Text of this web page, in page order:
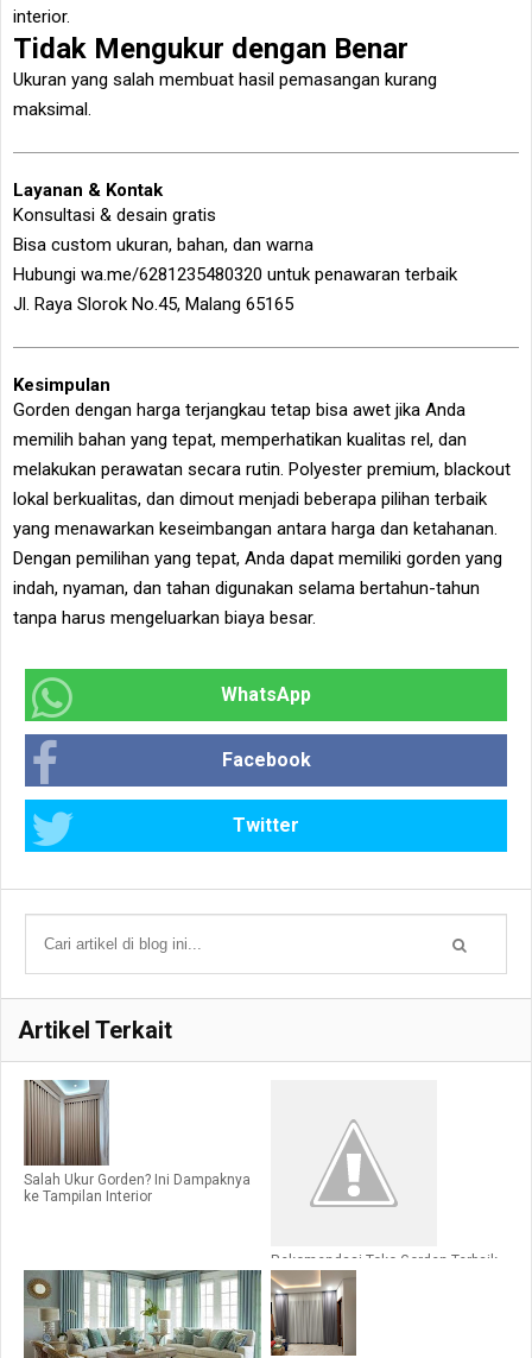
interior.
Tidak Mengukur dengan Benar
Ukuran yang salah membuat hasil pemasangan kurang
maksimal.
Layanan & Kontak
Konsultasi & desain gratis
Bisa custom ukuran, bahan, dan warna
Hubungi wa.me/6281235480320 untuk penawaran terbaik
Jl. Raya Slorok No.45, Malang 65165
Kesimpulan
Gorden dengan harga terjangkau tetap bisa awet jika Anda
memilih bahan yang tepat, memperhatikan kualitas rel, dan
melakukan perawatan secara rutin. Polyester premium, blackout
lokal berkualitas, dan dimout menjadi beberapa pilihan terbaik
yang menawarkan keseimbangan antara harga dan ketahanan.
Dengan pemilihan yang tepat, Anda dapat memiliki gorden yang
indah, nyaman, dan tahan digunakan selama bertahun-tahun
tanpa harus mengeluarkan biaya besar.
WhatsApp
Facebook
Twitter
Artikel Terkait
Salah Ukur Gorden? Ini Dampaknya
ke Tampilan Interior
Rekomendasi Toko Gorden Terbaik
di Kepanjen Malang